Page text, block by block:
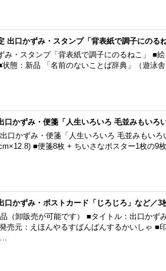
出口かずみ・スタンプ「背表紙で調子にのるね
み・スタンプ「背表紙で調子にのるねこ」 ■
態：新品 「名前のないことば辞典」（遊泳
口かずみ・便箋「人生いろいろ 毛並みもいろい
出口かずみ・便箋「人生いろいろ 毛並みもい
■便箋8枚 + ちいさなポスター1枚の9
口かずみ・ポストカード「じろじろ」など／3
（卸販売が可能です） ■タイトル：出口かず
売元：えほんやるすばんばんするかいしゃ ■
…